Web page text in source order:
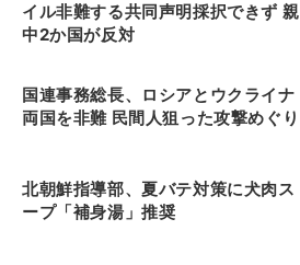
イル非難する共同声明採択できず 親
中2か国が反対
国連事務総長、ロシアとウクライナ
両国を非難 民間人狙った攻撃めぐり
北朝鮮指導部、夏バテ対策に犬肉ス
ープ「補身湯」推奨